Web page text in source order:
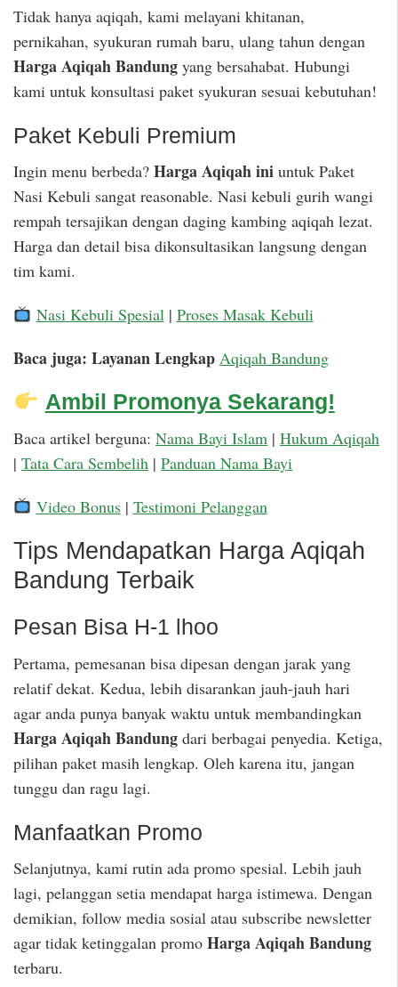
Tidak hanya aqiqah, kami melayani khitanan,
pernikahan, syukuran rumah baru, ulang tahun dengan
Harga Aqiqah Bandung yang bersahabat. Hubungi
kami untuk konsultasi paket syukuran sesuai kebutuhan!
Paket Kebuli Premium
Ingin menu berbeda? Harga Aqiqah ini untuk Paket
Nasi Kebuli sangat reasonable. Nasi kebuli gurih wangi
rempah tersajikan dengan daging kambing aqiqah lezat.
Harga dan detail bisa dikonsultasikan langsung dengan
tim kami.
Nasi Kebuli Spesial| Proses Masak Kebuli
Baca juga: Layanan Lengkap Aqiqah Bandung
Ambil Promonya Sekarang!
Baca artikel berguna: Nama Bayi Islam | Hukum Aqiqah
| Tata Cara Sembelih | Panduan Nama Bayi
Video Bonus| Testimoni Pelanggan
Tips Mendapatkan Harga Aqiqah
Bandung Terbaik
Pesan Bisa H-1 lhoo
Pertama, pemesanan bisa dipesan dengan jarak yang
relatif dekat. Kedua, lebih disarankan jauh-jauh hari
agar anda punya banyak waktu untuk membandingkan
Harga Aqiqah Bandung dari berbagai penyedia. Ketiga,
pilihan paket masih lengkap. Oleh karena itu, jangan
tunggu dan ragu lagi.
Manfaatkan Promo
Selanjutnya, kami rutin ada promo spesial. Lebih jauh
lagi, pelanggan setia mendapat harga istimewa. Dengan
demikian, follow media sosial atau subscribe newsletter
agar tidak ketinggalan promo Harga Aqiqah Bandung
terbaru.